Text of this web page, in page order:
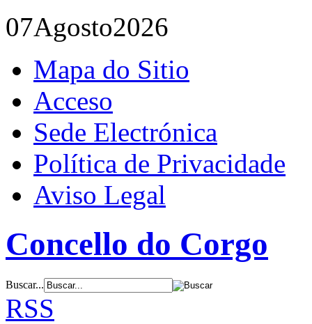
07Agosto2026
Mapa do Sitio
Acceso
Sede Electrónica
Política de Privacidade
Aviso Legal
Concello do Corgo
Buscar...
RSS